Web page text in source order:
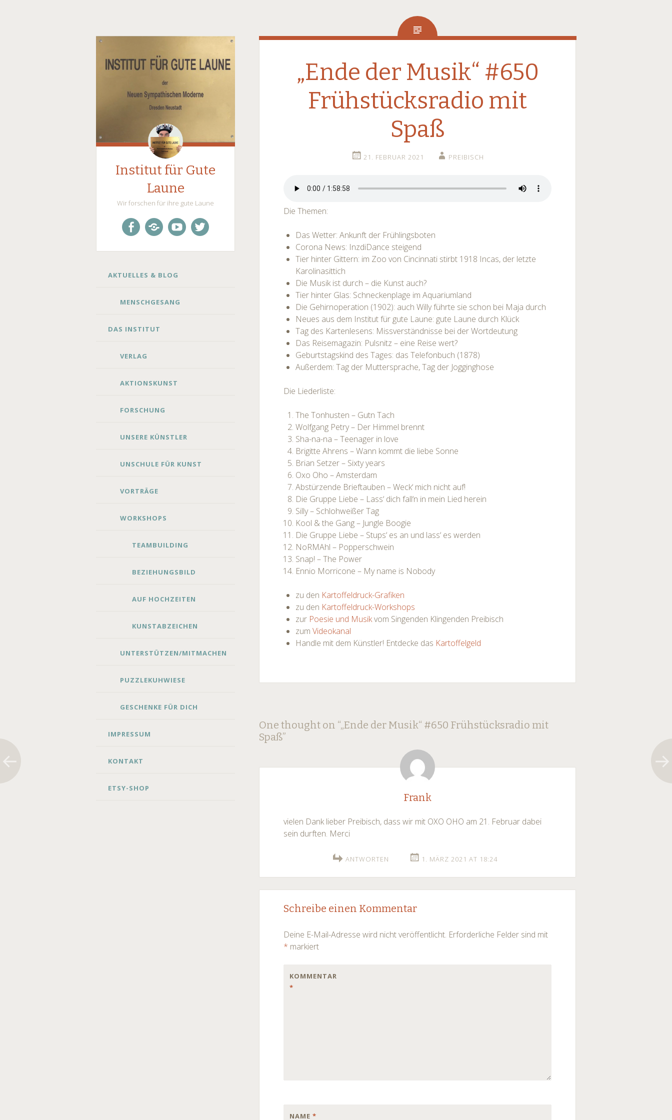
Institut für Gute
Laune
Wir forschen für ihre gute Laune
SKIP
AKTUELLES & BLOG
MENSCHGESANG
DAS INSTITUT
VERLAG
AKTIONSKUNST
FORSCHUNG
UNSERE KÜNSTLER
UNSCHULE FÜR KUNST
VORTRÄGE
WORKSHOPS
TEAMBUILDING
BEZIEHUNGSBILD
AUF HOCHZEITEN
KUNSTABZEICHEN
UNTERSTÜTZEN/MITMACHEN
PUZZLEKUHWIESE
GESCHENKE FÜR DICH
IMPRESSUM
KONTAKT
ETSY-SHOP
„Ende der Musik“ #650
Frühstücksradio mit
Spaß
21. FEBRUAR 2021 PREIBISCH
Die Themen:
Das Wetter: Ankunft der Frühlingsboten
Corona News: InzdiDance steigend
Tier hinter Gittern: im Zoo von Cincinnati stirbt 1918 Incas, der letzte
Karolinasittich
Die Musik ist durch – die Kunst auch?
Tier hinter Glas: Schneckenplage im Aquariumland
Die Gehirnoperation (1902): auch Willy führte sie schon bei Maja durch
Neues aus dem Institut für gute Laune: gute Laune durch Klück
Tag des Kartenlesens: Missverständnisse bei der Wortdeutung
Das Reisemagazin: Pulsnitz – eine Reise wert?
Geburtstagskind des Tages: das Telefonbuch (1878)
Außerdem: Tag der Muttersprache, Tag der Jogginghose
Die Liederliste:
The Tonhusten – Gutn Tach
Wolfgang Petry – Der Himmel brennt
Sha-na-na – Teenager in love
Brigitte Ahrens – Wann kommt die liebe Sonne
Brian Setzer – Sixty years
Oxo Oho – Amsterdam
Abstürzende Brieftauben – Weck‘ mich nicht auf!
Die Gruppe Liebe – Lass‘ dich fall‘n in mein Lied herein
Silly – Schlohweißer Tag
Kool & the Gang – Jungle Boogie
Die Gruppe Liebe – Stups‘ es an und lass‘ es werden
NoRMAhl – Popperschwein
Snap! – The Power
Ennio Morricone – My name is Nobody
zu den Kartoffeldruck-Grafiken
zu den Kartoffeldruck-Workshops
zur Poesie und Musikvom Singenden Klingenden Preibisch
zumVideokanal
Handle mit dem Künstler! Entdecke das Kartoffelgeld
Post
←
→
One thought on “„Ende der Musik“ #650 Frühstücksradio mit
Spaß”
Frank
vielen Dank lieber Preibisch, dass wir mit OXO OHO am 21. Februar dabei
sein durften. Merci
ANTWORTEN 1. MÄRZ 2021 AT 18:24
Schreibe einen Kommentar
Deine E-Mail-Adresse wird nicht veröffentlicht. Erforderliche Felder sind mit
* markiert
KOMMENTAR
*
NAME*